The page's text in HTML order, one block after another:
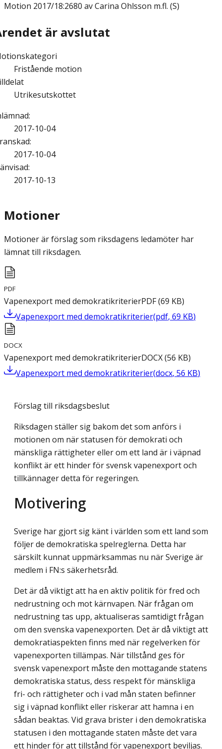
Motion 2017/18:2680 av Carina Ohlsson m.fl. (S)
är avslutat
Fristående motion
Utrikesutskottet
:
2017-10-04
:
2017-10-04
:
2017-10-13
Motioner
Motioner är förslag som riksdagens ledamöter har
lämnat till riksdagen.
PDF
Vapenexport med demokratikriterierPDF(69 KB)
Vapenexport med demokratikriterier(pdf, 69 KB)
DOCX
Vapenexport med demokratikriterierDOCX(56 KB)
Vapenexport med demokratikriterier(docx, 56 KB)
Förslag till riksdagsbeslut
Riksdagen ställer sig bakom det som anförs i
motionen om när statusen för demokrati och
mänskliga rättigheter eller om ett land är i väpnad
konflikt är ett hinder för svensk vapenexport och
tillkännager detta för regeringen.
Motivering
Sverige har gjort sig känt i världen som ett land som
följer de demokratiska spelreglerna. Detta har
särskilt kunnat uppmärksammas nu när Sverige är
medlem i FN:s säkerhetsråd.
Det är då viktigt att ha en aktiv politik för fred och
nedrustning och mot kärnvapen. När frågan om
nedrustning tas upp, aktualiseras samtidigt frågan
om den svenska vapenexporten. Det är då viktigt att
demokratiaspekten finns med när regelverken för
vapenexporten tillämpas. När tillstånd ges för
svensk vapenexport måste den mottagande statens
demokratiska status, dess respekt för mänskliga
fri- och rättigheter och i vad mån staten befinner
sig i väpnad konflikt eller riskerar att hamna i en
sådan beaktas. Vid grava brister i den demokratiska
statusen i den mottagande staten måste det vara
ett hinder för att tillstånd för vapenexport beviljas.